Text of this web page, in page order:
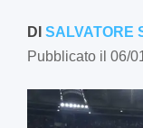
DI SALVATORE
Pubblicato il 06/